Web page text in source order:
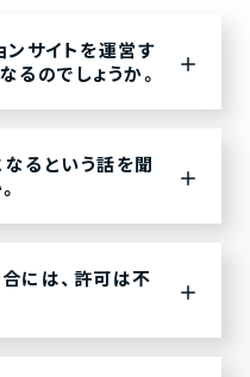
ンサイトを運営す
のでしょうか。
るという話を聞
には、許可は不